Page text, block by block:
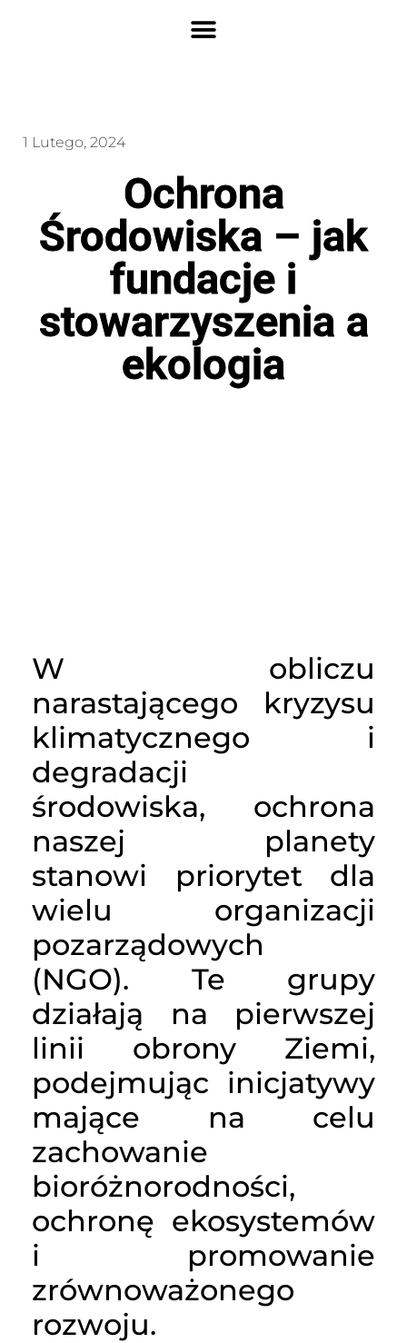
1 Lutego, 2024
Ochrona
Środowiska – jak
fundacje i
stowarzyszenia a
ekologia
W obliczu
narastającego kryzysu
klimatycznego i
degradacji
środowiska, ochrona
naszej planety
stanowi priorytet dla
wielu organizacji
pozarządowych
(NGO). Te grupy
działają na pierwszej
linii obrony Ziemi,
podejmując inicjatywy
mające na celu
zachowanie
bioróżnorodności,
ochronę ekosystemów
i promowanie
zrównoważonego
rozwoju.